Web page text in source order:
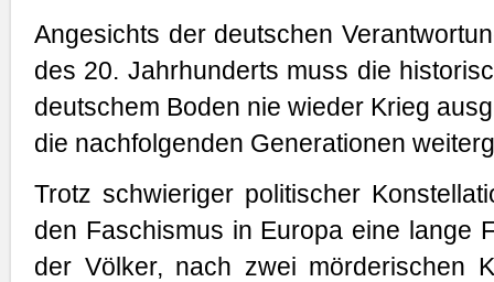
Angesichts der deutschen
des 20. Jahrhunderts muss die
deutschem Boden nie wieder Krieg
die nachfolgenden Generationen
Trotz schwieriger politischer
den Faschismus in Europa eine lange
der Völker, nach zwei mörderischen